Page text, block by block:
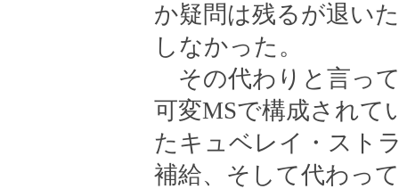
か疑問は残るが退い
しなかった。
その代わりと言っ
可変MSで構成されて
たキュベレイ・スト
補給、そして代わっ